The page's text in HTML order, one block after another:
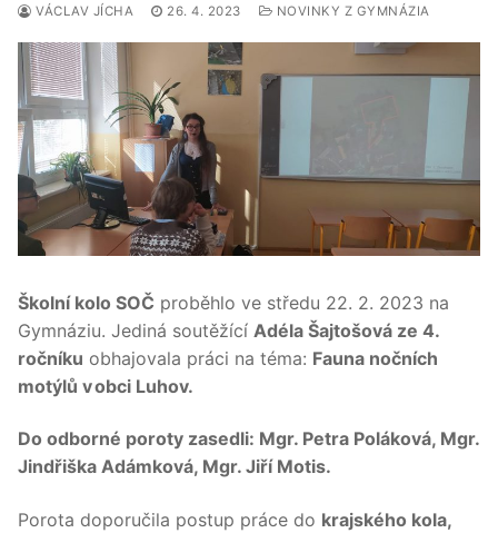
VÁCLAV JÍCHA 26. 4. 2023 NOVINKY Z GYMNÁZIA
Školní kolo SOČ proběhlo ve středu 22. 2. 2023 na
Gymnáziu. Jediná soutěžící Adéla Šajtošová ze 4.
ročníku obhajovala práci na téma: Fauna nočních
motýlů v obci Luhov.
Do odborné poroty zasedli: Mgr. Petra Poláková, Mgr.
Jindřiška Adámková, Mgr. Jiří Motis.
Porota doporučila postup práce do krajského kola,